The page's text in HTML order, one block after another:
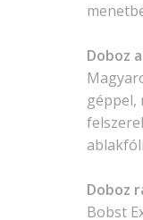
Doboz
géppel,
Doboz
Bobst